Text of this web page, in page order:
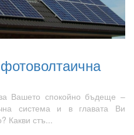
Вашето спокойно бъдеще –
система и в главата Ви
Какви стъ...